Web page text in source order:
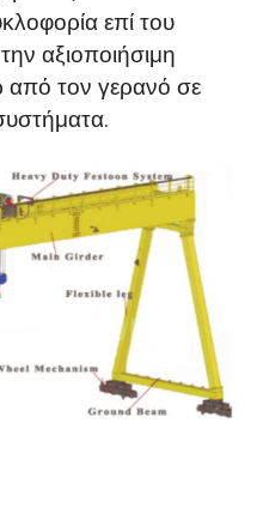
επί του
αξιοποιήσιμη
από τον γερανό σε